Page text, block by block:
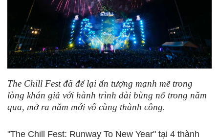
The Chill Fest đã để lại ấn tượng mạnh mẽ trong
lòng khán giả với hành trình dài bùng nổ trong năm
qua, mở ra năm mới vô cùng thành công.
"The Chill Fest: Runway To New Year" tại 4 thành